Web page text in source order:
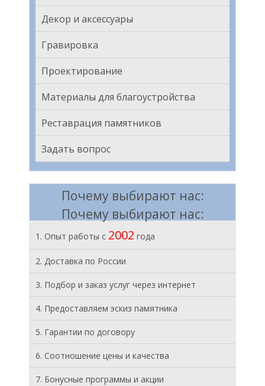
Декор и аксессуары
Гравировка
Проектирование
Материалы для благоустройства
Реставрация памятников
Задать вопрос
Почему выбирают нас:
Почему выбирают нас:
1. Опыт работы с 2002 года
2. Доставка по России
3. Подбор и заказ услуг через интернет
4. Предоставляем эскиз памятника
5. Гарантии по договору
6. Соотношение цены и качества
7. Бонусные программы и акции